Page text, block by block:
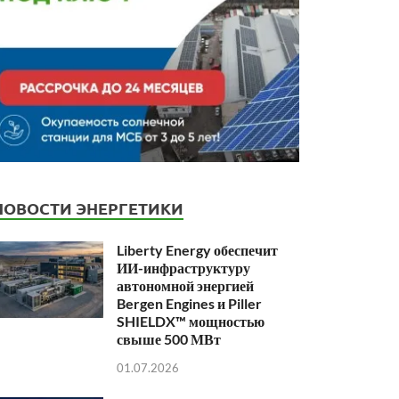
ЭНЕРГЕТИКИ
Liberty Energy обеспечит
ИИ-инфраструктуру
автономной энергией
Bergen Engines и Piller
SHIELDX™ мощностью
свыше 500 МВт
01.07.2026